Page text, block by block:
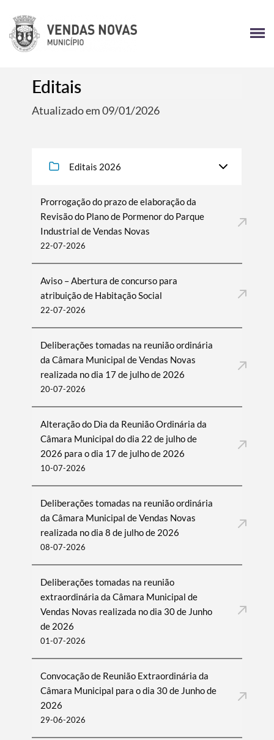
Editais
Atualizado em 09/01/2026
Editais 2026
Prorrogação do prazo de elaboração da
Revisão do Plano de Pormenor do Parque
Industrial de Vendas Novas
22-07-2026
Aviso – Abertura de concurso para
atribuição de Habitação Social
22-07-2026
Deliberações tomadas na reunião ordinária
da Câmara Municipal de Vendas Novas
realizada no dia 17 de julho de 2026
20-07-2026
Alteração do Dia da Reunião Ordinária da
Câmara Municipal do dia 22 de julho de
2026 para o dia 17 de julho de 2026
10-07-2026
Deliberações tomadas na reunião ordinária
da Câmara Municipal de Vendas Novas
realizada no dia 8 de julho de 2026
08-07-2026
Deliberações tomadas na reunião
extraordinária da Câmara Municipal de
Vendas Novas realizada no dia 30 de Junho
de 2026
01-07-2026
Convocação de Reunião Extraordinária da
Câmara Municipal para o dia 30 de Junho de
2026
29-06-2026